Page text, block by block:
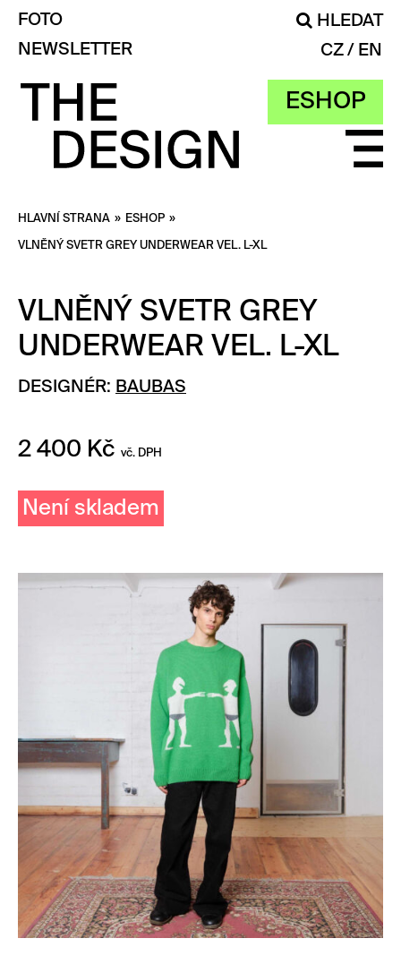
ESHOP
FOTO
HLEDAT
NEWSLETTER
CZ EN
HLAVNÍ STRANA » ESHOP »
VLNĚNÝ SVETR GREY UNDERWEAR VEL. L-XL
VLNĚNÝ SVETR GREY
UNDERWEAR VEL. L-XL
DESIGNÉR: BAUBAS
2 400 Kč vč. DPH
Není skladem